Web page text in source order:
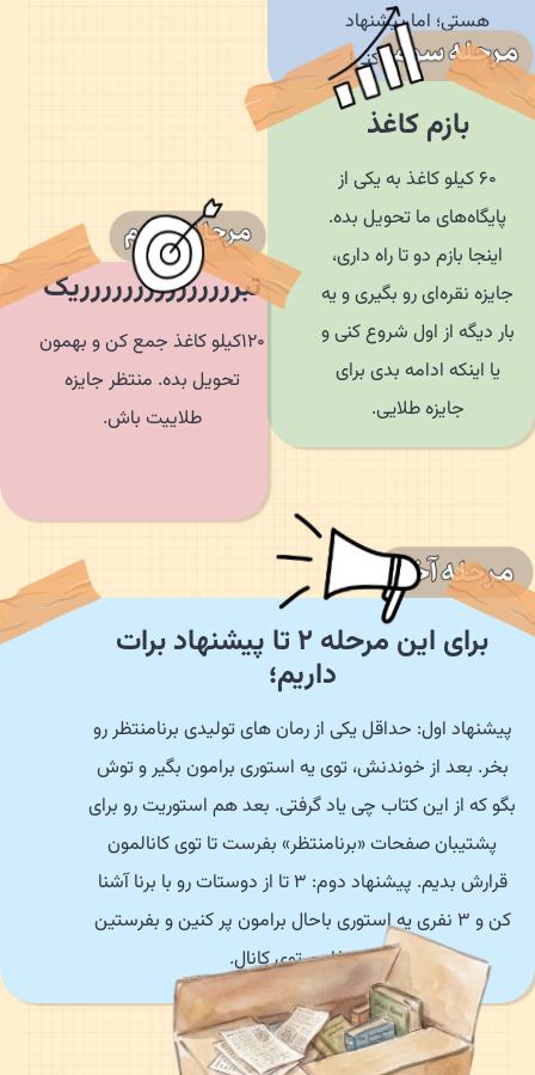
هستی؛ اما پیشنهاد
میکنیم عجله نکنی!
بازم کاغذ
60 کیلو کاغذ به یکی از
پایگاه‌های ما تحویل بده.
اینجا بازم دو تا راه داری،
نقره‌ای رو بگیری و یه
دیگه از اول شروع کنی و
یا اینکه ادامه بدی برای
جایزه طلایی.
تبررررررررررررررریک
120کیلو کاغذ جمع کن و بهمون
تحویل بده. منتظر جایزه
طلاییت باش.
برای این مرحله 2 تا پیشنهاد برات
داریم؛
پیشنهاد اول: حداقل یکی از رمان های تولیدی برنامنتظر رو
بخر. بعد از خوندنش، توی یه استوری برامون بگیر و توش
که از این کتاب چی یاد گرفتی. بعد هم استوریت رو برای
پشتیبان صفحات «برنامنتظر» بفرست تا توی کانالمون
قرارش بدیم. پیشنهاد دوم: 3 تا از دوستات رو با برنا آشنا
کن و 3 نفری یه استوری باحال برامون پر کنین و بفرستین
که بذاریم توی کانال.